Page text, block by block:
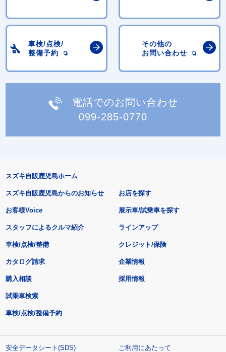
車検/点検/
整備予約
その他の
お問い合わせ
電話でのお問い合わせ
099-285-0770
スズキ自販鹿児島ホーム
スズキ自販鹿児島からのお知らせ
お客様Voice
スタッフによるクルマ紹介
お店を探す
展示車/試乗車を探す
ラインアップ
車検/点検/整備 クレジット/保険
カタログ請求
購入相談
試乗車検索
車検/点検/整備予約
企業情報
採用情報
安全データシート(SDS)
ご利用にあたって